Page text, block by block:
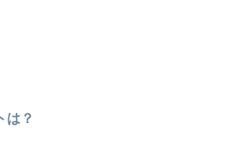
は？